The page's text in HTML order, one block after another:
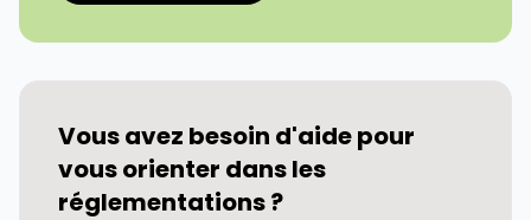
Vous avez besoin d'aide pour
vous orienter dans les
réglementations ?